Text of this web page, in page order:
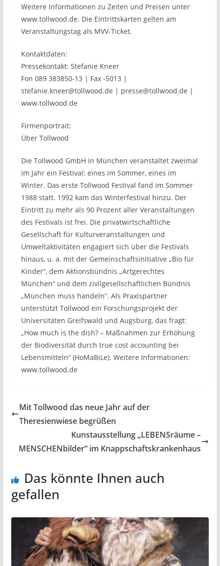
Weitere Informationen zu Zeiten und Preisen unter
www.tollwood.de. Die Eintrittskarten gelten am
Veranstaltungstag als MVV-Ticket.
Kontaktdaten:
Pressekontakt: Stefanie Kneer
Fon 089 383850-13 | Fax -5013 |
stefanie.kneer@tollwood.de | presse@tollwood.de |
www.tollwood.de
Firmenportrait:
Über Tollwood
Die Tollwood GmbH in München veranstaltet zweimal
im Jahr ein Festival: eines im Sommer, eines im
Winter. Das erste Tollwood Festival fand im Sommer
1988 statt. 1992 kam das Winterfestival hinzu. Der
Eintritt zu mehr als 90 Prozent aller Veranstaltungen
des Festivals ist frei. Die privatwirtschaftliche
Gesellschaft für Kulturveranstaltungen und
Umweltaktivitäten engagiert sich über die Festivals
hinaus, u. a. mit der Gemeinschaftsinitiative „Bio für
Kinder“, dem Aktionsbündnis „Artgerechtes
München“ und dem zivilgesellschaftlichen Bündnis
„München muss handeln“. Als Praxispartner
unterstützt Tollwood ein Forschungsprojekt der
Universitäten Greifswald und Augsburg, das fragt:
„How much is the dish? – Maßnahmen zur Erhöhung
der Biodiversität durch true cost accounting bei
Lebensmitteln“ (HoMaBiLe). Weitere Informationen:
www.tollwood.de
Mit Tollwood das neue Jahr auf der
Theresienwiese begrüßen
Kunstausstellung „LEBENSräume –
MENSCHENbilder“ im Knappschaftskrankenhaus
Das könnte Ihnen auch
gefallen